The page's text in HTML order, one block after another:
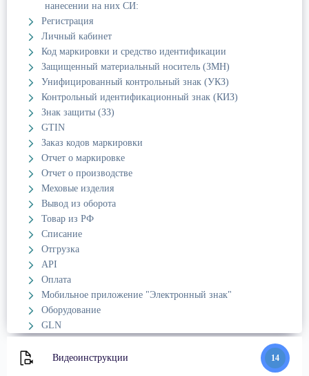
нанесении на них СИ:
Регистрация
Личный кабинет
Код маркировки и средство идентификации
Защищенный материальный носитель (ЗМН)
Унифицированный контрольный знак (УКЗ)
Контрольный идентификационный знак (КИЗ)
Знак защиты (ЗЗ)
GTIN
Заказ кодов маркировки
Отчет о маркировке
Отчет о производстве
Меховые изделия
Вывод из оборота
Товар из РФ
Списание
Отгрузка
API
Оплата
Мобильное приложение "Электронный знак"
Оборудование
GLN
Видеоинструкции 14